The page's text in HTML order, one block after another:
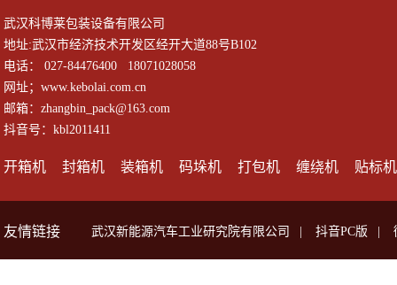
武汉科博莱包装设备有限公司
地址:武汉市经济技术开发区经开大道88号B102
电话： 027-84476400 18071028058
网址；www.kebolai.com.cn
邮箱：zhangbin_pack@163.com
抖音号：kbl2011411
开箱机 封箱机 装箱机 码垛机 打包机 缠绕机 贴标机
友情链接 武汉新能源汽车工业研究院有限公司 抖音PC版